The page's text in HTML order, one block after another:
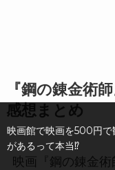
『鋼の錬金術
感想まとめ
映画『鋼の錬金
映画館で映画を500円で
があるって本当⁉